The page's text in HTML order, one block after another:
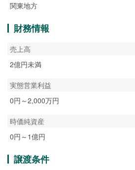
関東地方
財務情報
売上高
2億円未満
実態営業利益
0円～2,000万円
時価純資産
0円～1億円
譲渡条件